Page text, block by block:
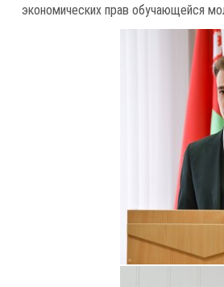
экономических прав обучающейся